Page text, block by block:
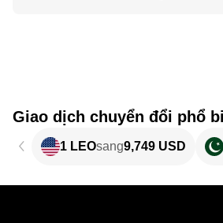
Giao dịch chuyển đổi phổ
1 LEOsang9,749 USD